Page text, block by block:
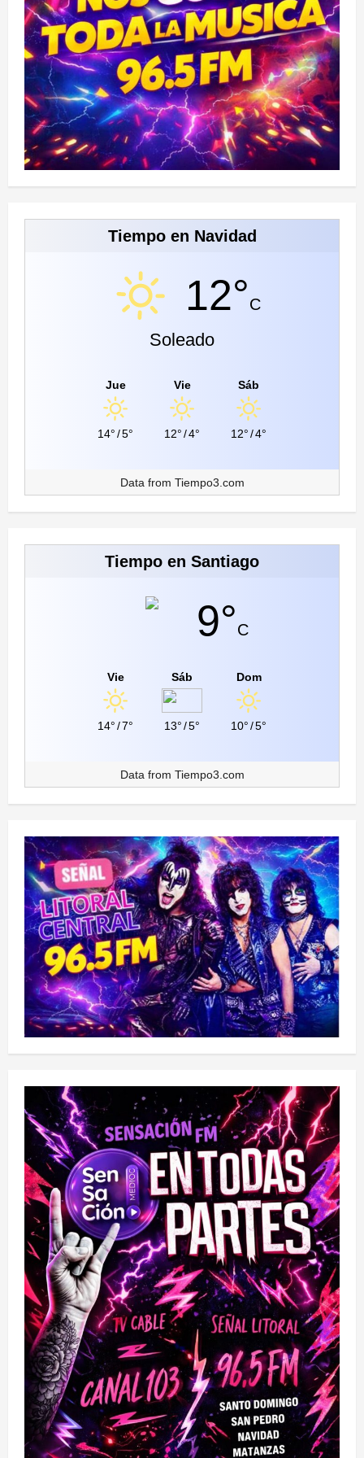
Tiempo en Navidad
12°C
Soleado
Jue
14°/5°
Vie
12°/4°
Sáb
12°/4°
Data from Tiempo3.com
Tiempo en Santiago
9°C
Vie
14°/7°
Sáb
13°/5°
Dom
10°/5°
Data from Tiempo3.com